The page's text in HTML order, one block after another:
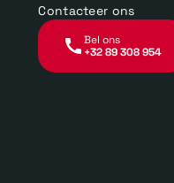
Contacteer ons
Bel ons
+32 89 308 954